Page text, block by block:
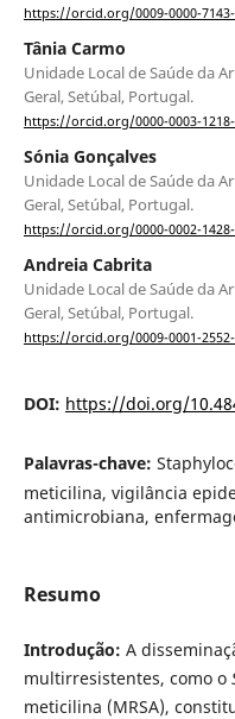
https://orcid.org/0009-0000-
Tânia Carmo
Unidade Local de Saúde da
Geral, Setúbal, Portugal.
https://orcid.org/0000-0003-
Sónia Gonçalves
Unidade Local de Saúde da
Geral, Setúbal, Portugal.
https://orcid.org/0000-0002-
Andreia Cabrita
Unidade Local de Saúde da
Geral, Setúbal, Portugal.
https://orcid.org/0009-0001-2552-
DOI: https://doi.org/
Palavras-chave:
meticilina, vigilância
antimicrobiana,
Resumo
Introdução: A
multirresistentes, como o
meticilina (MRSA),